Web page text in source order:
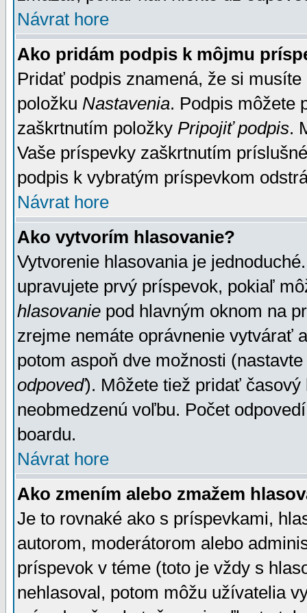
Návrat hore
Ako pridám podpis k môjmu
Pridať podpis znamená, že si
položku Nastavenia. Podpis môžete
zaškrtnutím položky Pripojiť podpis.
Vaše príspevky zaškrtnutím
podpis k vybratým príspevkom
Návrat hore
Ako vytvorím hlasovanie?
Vytvorenie hlasovania je
upravujete prvý príspevok, pokiaľ
hlasovanie pod hlavným oknom na
zrejme nemáte oprávnenie vytvárať
potom aspoň dve možnosti
odpoveď). Môžete tiež pridať
neobmedzenú voľbu. Počet
boardu.
Návrat hore
Ako zmením alebo zmažem
Je to rovnaké ako s príspevkami,
autorom, moderátorom alebo
príspevok v téme (toto je vždy s
nehlasoval, potom môžu užívatelia